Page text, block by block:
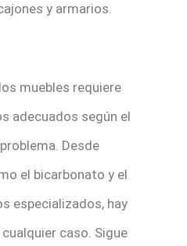
y armarios.
muebles requiere
adecuados según el
Desde
el bicarbonato y el
especializados, hay
caso. Sigue